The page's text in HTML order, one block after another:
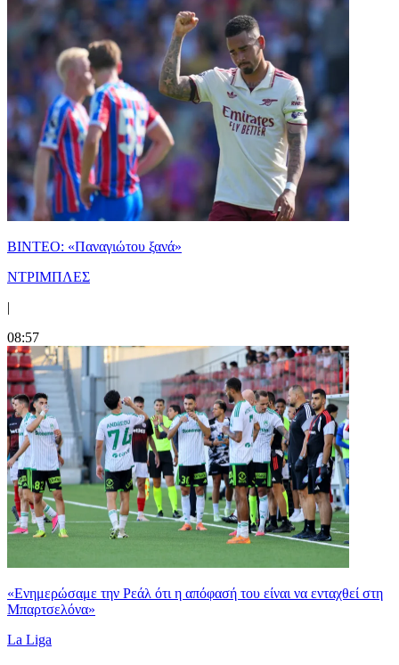
ΒΙΝΤΕΟ: «Παναγιώτου ξανά»
ΝΤΡΙΜΠΛΕΣ
|
08:57
«Ενημερώσαμε την Ρεάλ ότι η απόφασή του είναι να ενταχθεί στη
Μπαρτσελόνα»
La Liga